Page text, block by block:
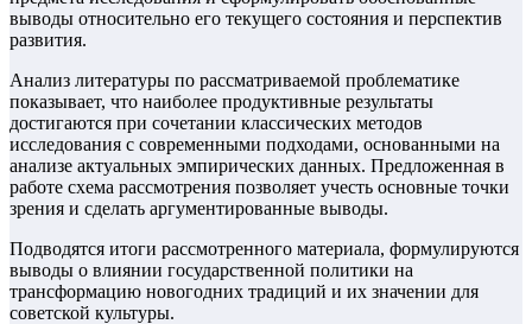
выводы относительно его текущего состояния и перспектив
развития.
Анализ литературы по рассматриваемой проблематике
показывает, что наиболее продуктивные результаты
достигаются при сочетании классических методов
исследования с современными подходами, основанными на
анализе актуальных эмпирических данных. Предложенная в
работе схема рассмотрения позволяет учесть основные точки
зрения и сделать аргументированные выводы.
Подводятся итоги рассмотренного материала, формулируются
выводы о влиянии государственной политики на
трансформацию новогодних традиций и их значении для
советской культуры.